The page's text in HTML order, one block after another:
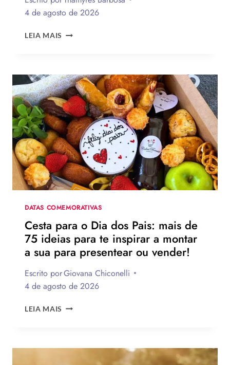
4 de agosto de 2026
LEIA MAIS QUAL
PARA
O
DIA
DOS
PAIS?
VEJA
130
FRASES
EMOCIONANTES
PARA
HOMENAGEAR
DATA
DATAS COMEMORATIVAS
Cesta para o Dia dos Pais: mais de
75 ideias para te inspirar a montar
a sua para presentear ou vender!
Escrito porGiovana Chiconelli
4 de agosto de 2026
LEIA MAIS CESTA
DOS